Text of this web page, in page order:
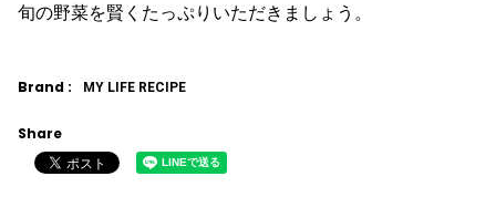
旬の野菜を賢くたっぷりいただきましょう。
Brand : MY LIFE RECIPE
Share